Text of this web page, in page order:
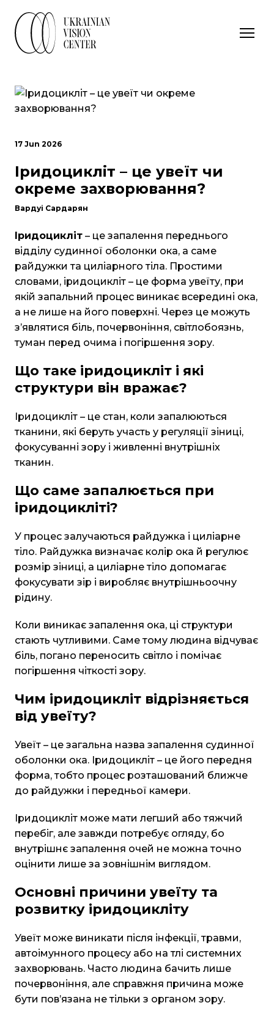
17 Jun 2026
Іридоцикліт – це увеїт чи
окреме захворювання?
Вардуі Сардарян
Іридоцикліт – це запалення переднього
відділу судинної оболонки ока, а саме
райдужки та циліарного тіла. Простими
словами, іридоцикліт – це форма увеїту, при
якій запальний процес виникає всередині ока,
а не лише на його поверхні. Через це можуть
з’являтися біль, почервоніння, світлобоязнь,
туман перед очима і погіршення зору.
Що таке іридоцикліт і які
структури він вражає?
Іридоцикліт – це стан, коли запалюються
тканини, які беруть участь у регуляції зіниці,
фокусуванні зору і живленні внутрішніх
тканин.
Що саме запалюється при
іридоцикліті?
У процес залучаються райдужка і циліарне
тіло. Райдужка визначає колір ока й регулює
розмір зіниці, а циліарне тіло допомагає
фокусувати зір і виробляє внутрішньоочну
рідину.
Коли виникає запалення ока, ці структури
стають чутливими. Саме тому людина відчуває
біль, погано переносить світло і помічає
погіршення чіткості зору.
Чим іридоцикліт відрізняється
від увеїту?
Увеїт – це загальна назва запалення судинної
оболонки ока. Іридоцикліт – це його передня
форма, тобто процес розташований ближче
до райдужки і передньої камери.
Іридоцикліт може мати легший або тяжчий
перебіг, але завжди потребує огляду, бо
внутрішнє запалення очей не можна точно
оцінити лише за зовнішнім виглядом.
Основні причини увеїту та
розвитку іридоцикліту
Увеїт може виникати після інфекції, травми,
автоімунного процесу або на тлі системних
захворювань. Часто людина бачить лише
почервоніння, але справжня причина може
бути пов’язана не тільки з органом зору.